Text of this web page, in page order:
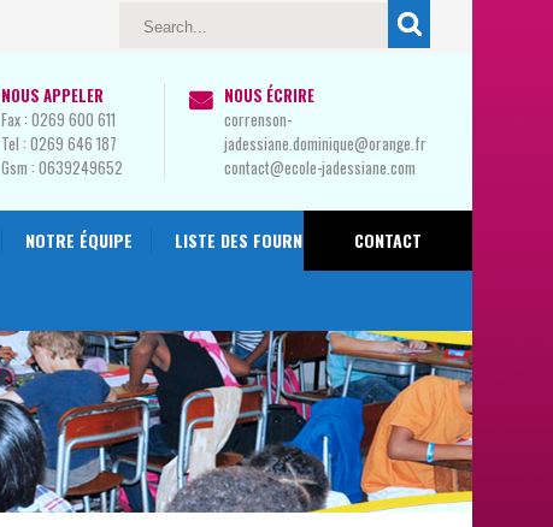
NOUS APPELER
Fax : 0269 600 611
Tel : 0269 646 187
Gsm : 0639249652
NOUS ÉCRIRE
correnson-
jadessiane.dominique@orange.fr
contact@ecole-jadessiane.com
NOTRE ÉQUIPE LISTE DES FOURNITURES 2024-2025
CONTACT